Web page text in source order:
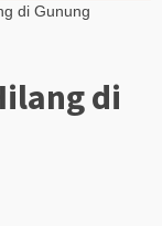
di Gunung
di